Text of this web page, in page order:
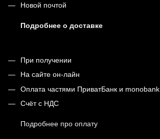
Новой почтой
Подробнее о доставке
При получении
На сайте он-лайн
Оплата частями ПриватБанк и monobank
Счёт с НДС
Подробнее про оплату